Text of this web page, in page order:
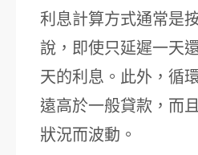
利息計算方式通常是
說，即使只延遲一天
天的利息。此外，循
遠高於一般貸款，而
狀況而波動。